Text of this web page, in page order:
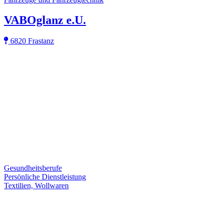
VABOglanz e.U.
6820 Frastanz
Gesundheitsberufe
Persönliche Dienstleistung
Textilien, Wollwaren